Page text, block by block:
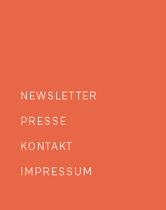
NEWSLETTER
PRESSE
KONTAKT
IMPRESSUM